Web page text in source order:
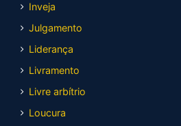
Inveja
Julgamento
Liderança
Livramento
Livre arbítrio
Loucura